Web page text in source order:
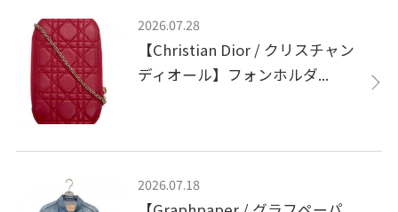
2026.07.28
【Christian Dior / クリスチャン
ディオール】フォンホルダ...
2026.07.18